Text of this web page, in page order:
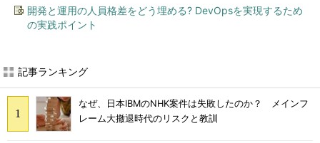
開発と運用の人員格差をどう埋める? DevOpsを実現するため
の実践ポイント
記事ランキング
なぜ、日本IBMのNHK案件は失敗したのか？ メインフ
レーム大撤退時代のリスクと教訓